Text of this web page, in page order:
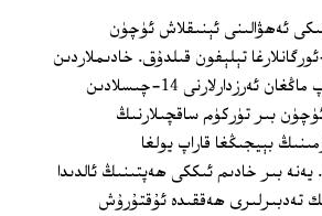
ئەھۋالىنى ئېنىقلاش ئۈچۈن
تېلېفون قىلدۇق. خادىملاردىن
بىرى ئاقسۇدىن يۇرت ئاتلاپ ماڭغان ئەرزدارلارنى 14-چىسلادىن
بىر تۈركۈم ساقچىلارنىڭ
بېيجىڭغا قاراپ يولغا
يەنە بىر خادىم ئىككى ھەپتىنىڭ ئالدىدا
تەدبىرلىرى ھەققىدە ئۇقتۇرۇش